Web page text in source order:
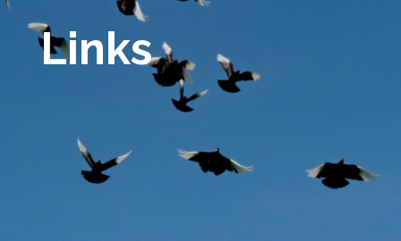
Links